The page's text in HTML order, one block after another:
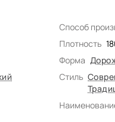
Способ
Плотность
Форма
Стиль